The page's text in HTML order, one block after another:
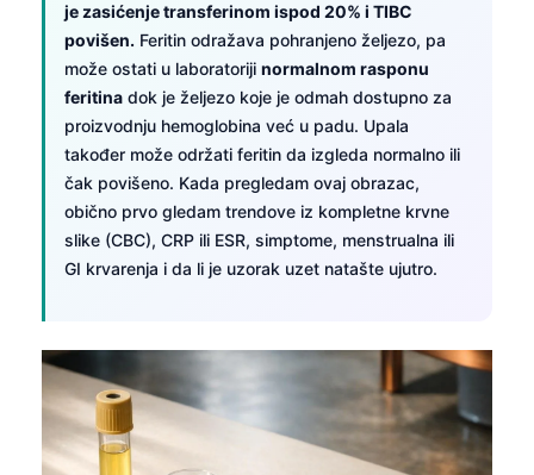
je zasićenje transferinom ispod 20% i TIBC
povišen. Feritin odražava pohranjeno željezo, pa
može ostati u laboratoriji normalnom rasponu
feritina dok je željezo koje je odmah dostupno za
proizvodnju hemoglobina već u padu. Upala
također može održati feritin da izgleda normalno ili
čak povišeno. Kada pregledam ovaj obrazac,
obično prvo gledam trendove iz kompletne krvne
slike (CBC), CRP ili ESR, simptome, menstrualna ili
GI krvarenja i da li je uzorak uzet natašte ujutro.